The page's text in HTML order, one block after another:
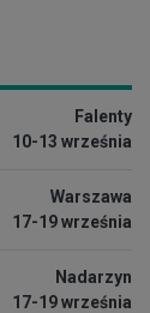
Falenty
10-13 września
Warszawa
17-19 września
Nadarzyn
17-19 września